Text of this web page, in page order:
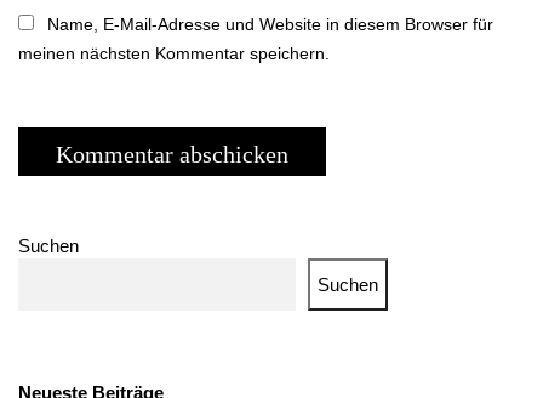
Name, E-Mail-Adresse und Website in diesem Browser für
meinen nächsten Kommentar speichern.
Suchen
Suchen
Neueste Beiträge